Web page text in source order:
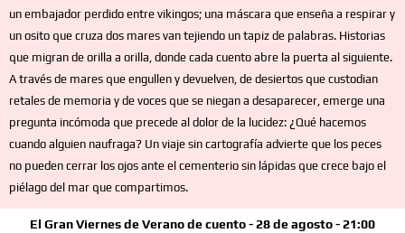
un embajador perdido entre vikingos; una máscara que enseña a respirar y
un osito que cruza dos mares van tejiendo un tapiz de palabras. Historias
que migran de orilla a orilla, donde cada cuento abre la puerta al siguiente.
A través de mares que engullen y devuelven, de desiertos que custodian
retales de memoria y de voces que se niegan a desaparecer, emerge una
pregunta incómoda que precede al dolor de la lucidez: ¿Qué hacemos
cuando alguien naufraga? Un viaje sin cartografía advierte que los peces
no pueden cerrar los ojos ante el cementerio sin lápidas que crece bajo el
piélago del mar que compartimos.
El Gran Viernes de Verano de cuento - 28 de agosto - 21:00